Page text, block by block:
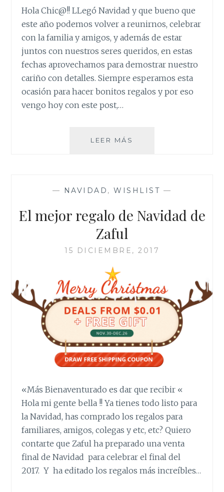
Hola Chic@!! LLegó Navidad y que bueno que
este año podemos volver a reunirnos, celebrar
con la familia y amigos, y además de estar
juntos con nuestros seres queridos, en estas
fechas aprovechamos para demostrar nuestro
cariño con detalles. Siempre esperamos esta
ocasión para hacer bonitos regalos y por eso
vengo hoy con este post,…
LEER MÁS
— NAVIDAD ,WISHLIST —
El mejor regalo de Navidad de
Zaful
15 DICIEMBRE, 2017
«Más Bienaventurado es dar que recibir «
Hola mi gente bella !! Ya tienes todo listo para
la Navidad, has comprado los regalos para
familiares, amigos, colegas y etc, etc? Quiero
contarte que Zaful ha preparado una venta
final de Navidad para celebrar el final del
2017. Y ha editado los regalos más increíbles…